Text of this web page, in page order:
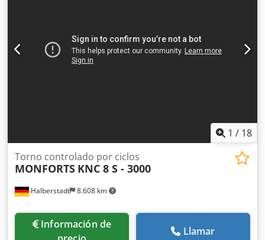
1 / 18
Halberstadt 8.608 km
Torno controlado por ciclos
MONFORTS KNC 8 S - 3000
Información de
Llamar